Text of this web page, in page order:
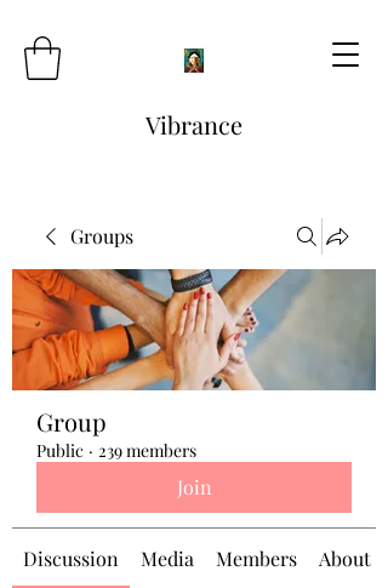
Vibrance
Groups
Group
Public · 239 members
Join
Discussion Media Members About